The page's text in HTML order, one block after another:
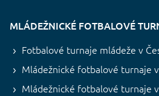
MLÁDEŽNICKÉ FOTBALOVÉ
Fotbalové turnaje mládeže v
Mládežnické fotbalové turnaje
Mládežnické fotbalové turnaje